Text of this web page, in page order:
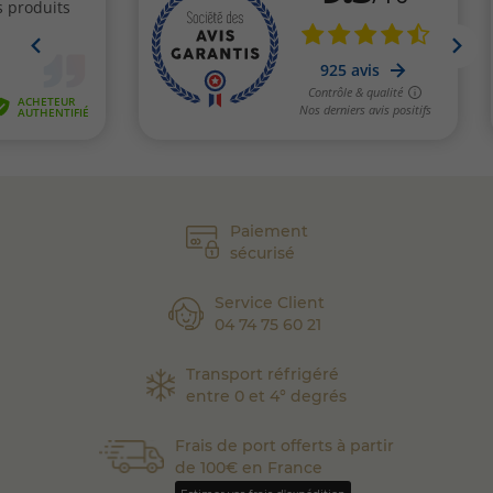
Paiement
sécurisé
Service Client
04 74 75 60 21
Transport réfrigéré
entre 0 et 4° degrés
Frais de port offerts à partir
de 100€ en France